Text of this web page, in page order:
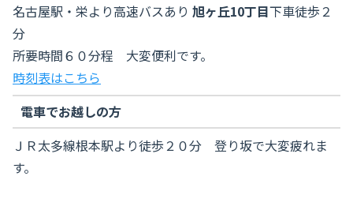
名古屋駅・栄より高速バスあり 旭ヶ丘10丁目下車徒歩２
分
所要時間６０分程 大変便利です。
時刻表はこちら
電車でお越しの方
ＪＲ太多線根本駅より徒歩２０分 登り坂で大変疲れま
す。